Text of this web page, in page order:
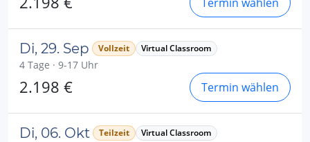
Di, 29. Sep Vollzeit Virtual Classroom
4 Tage · 9-17 Uhr
2.198 € Termin wählen
Di, 06. Okt Teilzeit Virtual Classroom